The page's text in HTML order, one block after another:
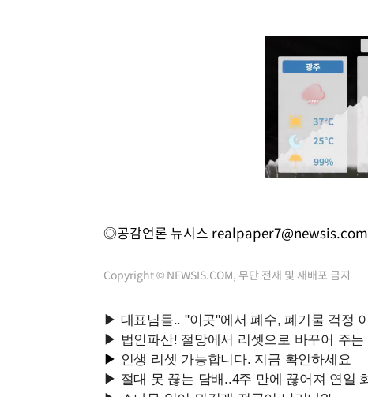
◎공감언론 뉴시스 realpaper7@newsis.com
Copyright © NEWSIS.COM, 무단 전재 및 재배포 금지